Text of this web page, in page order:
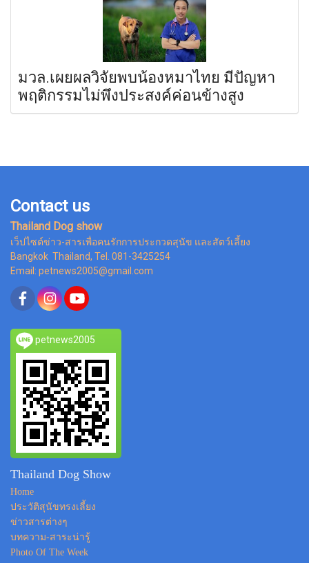
มวล.เผยผลวิจัยพบน้องหมาไทย มีปัญหา
พฤติกรรมไม่พึงประสงค์ค่อนข้างสูง
Contact us
Thailand Dog show
เว็ปไซต์ข่าว-สารเพื่อคนรักการประกวดสุนัข และสัตว์เลี้ยง
Bangkok Thailand, Tel. 081-3425254
Email: petnews2005@gmail.com
petnews2005
Thailand Dog Show
Home
ประวัติสุนัขทรงเลี้ยง
ข่าวสารต่างๆ
บทความ-สาระน่ารู้
Photo Of The Week